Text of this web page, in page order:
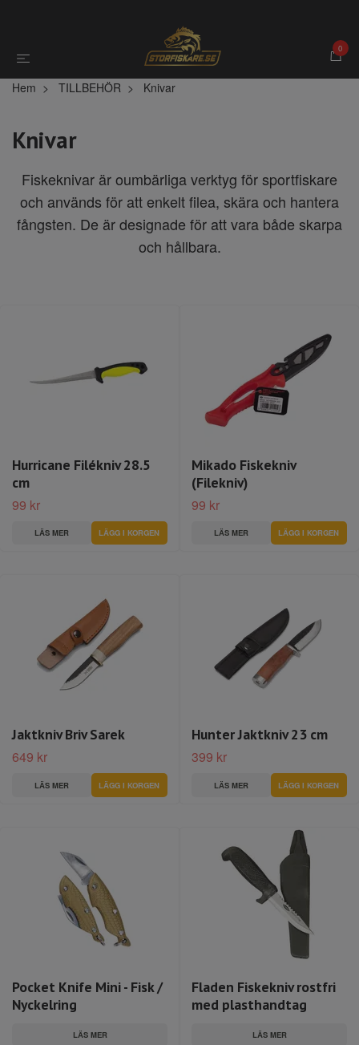
0
Hem TILLBEHÖR Knivar
Knivar
Fiskeknivar är oumbärliga verktyg för sportfiskare
och används för att enkelt filea, skära och hantera
fångsten. De är designade för att vara både skarpa
och hållbara.
Hurricane Filékniv 28.5
cm
99 kr
LÄS MER
Mikado Fiskekniv
(Filekniv)
99 kr
LÄS MER
Jaktkniv Briv Sarek
649 kr
LÄS MER
Hunter Jaktkniv 23 cm
399 kr
LÄS MER
Pocket Knife Mini - Fisk /
Nyckelring
LÄS MER
Fladen Fiskekniv rostfri
med plasthandtag
LÄS MER